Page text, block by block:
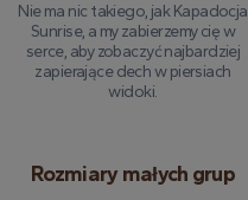
Nie ma nic takiego, jak Kapadocja
Sunrise, a my zabierzemy cię w
serce, aby zobaczyć najbardziej
zapierające dech w piersiach
widoki.
Rozmiary małych grup